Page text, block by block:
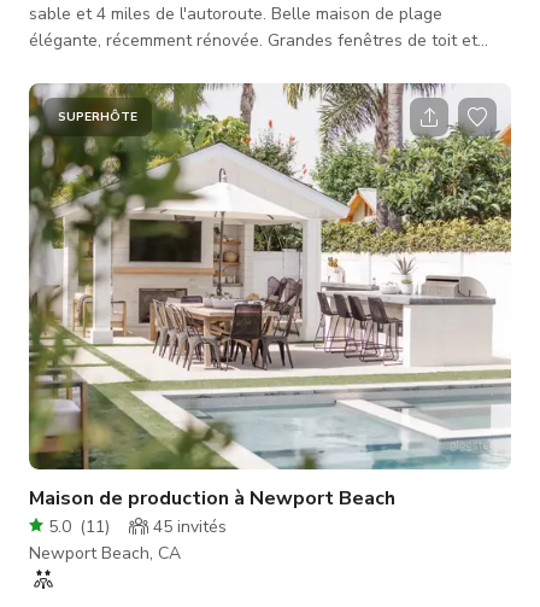
sable et 4 miles de l'autoroute. Belle maison de plage
élégante, récemment rénovée. Grandes fenêtres de toit et
jardin arrière dispose d'un grand poluzzi/jacuzzi, d'un foyer et
d'une fontaine.
SUPERHÔTE
Maison de production à Newport Beach
5.0 (11) 45 invités
Newport Beach, CA